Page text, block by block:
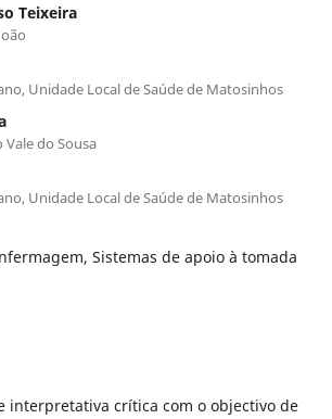
Teixeira
Unidade Local de Saúde de Matosinhos
do Sousa
Unidade Local de Saúde de Matosinhos
Sistemas de apoio à tomada
interpretativa crítica com o objectivo de